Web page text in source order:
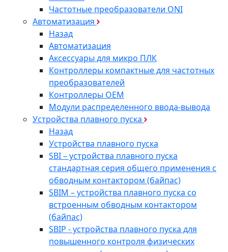
Частотные преобразователи ONI
Автоматизация
Назад
Автоматизация
Аксессуары для микро ПЛК
Контроллеры компактные для частотных
преобразователей
Контроллеры ОЕМ
Модули распределенного ввода-вывода
Устройства плавного пуска
Назад
Устройства плавного пуска
SBI – устройства плавного пуска
стандартная серия общего применения с
обводным контактором (байпас)
SBIM – устройства плавного пуска со
встроенным обводным контактором
(байпас)
SBIP - устройства плавного пуска для
повышенного контроля физических